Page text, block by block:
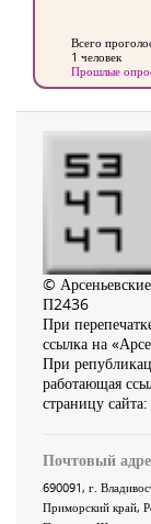
Всего
1 человек
Прошлые
©
П2436
При
ссылка на
При
работающая
страницу сайта:
Почтовый
690091, г.
Приморский край,